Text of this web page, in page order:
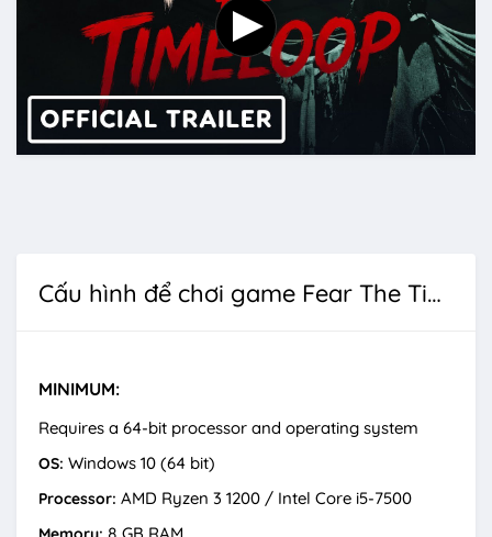
Cấu hình để chơi game Fear The Timeloop
MINIMUM:
Requires a 64-bit processor and operating system
OS: Windows 10 (64 bit)
Processor: AMD Ryzen 3 1200 / Intel Core i5-7500